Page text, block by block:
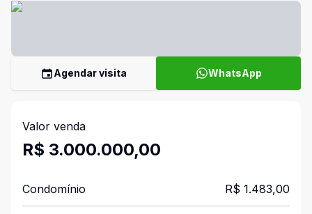
Agendar visita WhatsApp
Valor venda
R$ 3.000.000,00
Condomínio R$ 1.483,00